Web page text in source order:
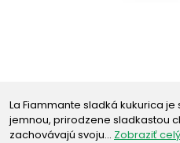
La Fiammante sladká kukurica
jemnou, prirodzene sladkastou
zachovávajú svoju… Zobraziť